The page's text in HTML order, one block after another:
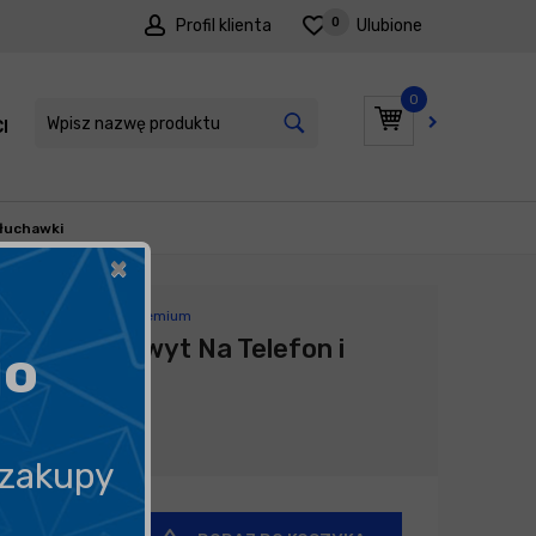
Profil klienta Ulubione
0
0
PROMOCJE
Producent: Poka Premium
POKA Uchwyt Na Telefon i
Słuchawki
79,90zł
×